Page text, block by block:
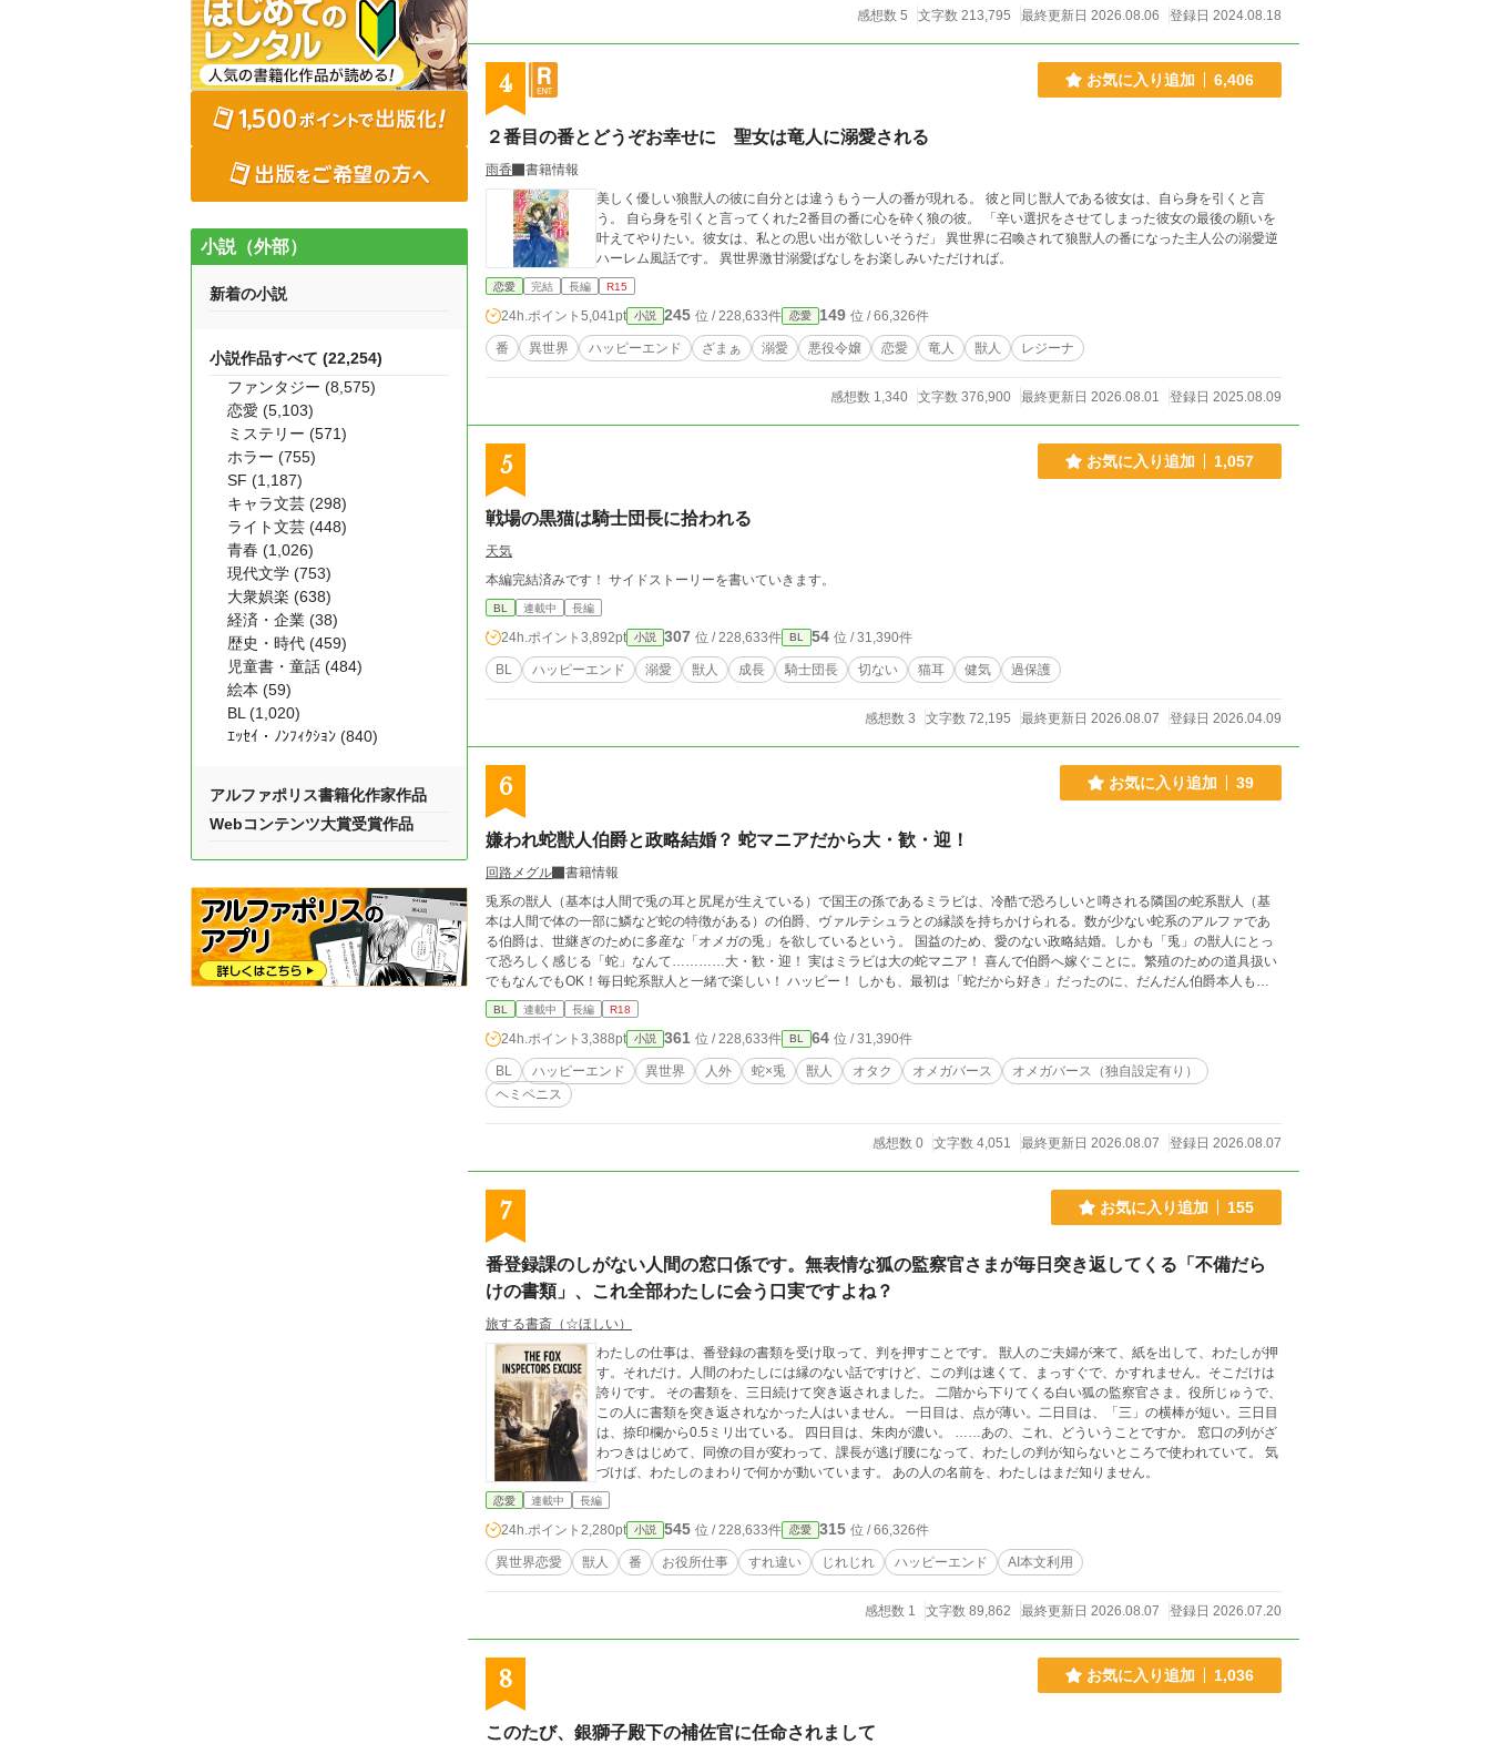
感想数 5 文字数 213,795 最終更新日 2026.08.06 登録日 2024.08.18
4 お気に入り追加 6,406
２番目の番とどうぞお幸せに 聖女は竜人に溺愛される
雨香
書籍情報
美しく優しい狼獣人の彼に自分とは違うもう一人の番が現れる。 彼と同じ獣人である彼女は、自ら身を引くと言
う。 自ら身を引くと言ってくれた2番目の番に心を砕く狼の彼。 「辛い選択をさせてしまった彼女の最後の願いを
叶えてやりたい。彼女は、私との思い出が欲しいそうだ」 異世界に召喚されて狼獣人の番になった主人公の溺愛逆
ハーレム風話です。 異世界激甘溺愛ばなしをお楽しみいただければ。
恋愛 完結 長編 R15
24h.ポイント 5,041pt 小説 245 位 / 228,633件 恋愛 149 位 / 66,326件
番 異世界 ハッピーエンド ざまぁ 溺愛 悪役令嬢 恋愛 竜人 獣人 レジーナ
感想数 1,340 文字数 376,900 最終更新日 2026.08.01 登録日 2025.08.09
5 お気に入り追加 1,057
戦場の黒猫は騎士団長に拾われる
天気
本編完結済みです！ サイドストーリーを書いていきます。
BL 連載中 長編
24h.ポイント 3,892pt 小説 307 位 / 228,633件 BL 54 位 / 31,390件
BL ハッピーエンド 溺愛 獣人 成長 騎士団長 切ない 猫耳 健気 過保護
感想数 3 文字数 72,195 最終更新日 2026.08.07 登録日 2026.04.09
6 お気に入り追加 39
嫌われ蛇獣人伯爵と政略結婚？ 蛇マニアだから大・歓・迎！
回路メグル
書籍情報
兎系の獣人（基本は人間で兎の耳と尻尾が生えている）で国王の孫であるミラビは、冷酷で恐ろしいと噂される隣国の蛇系獣人（基
本は人間で体の一部に鱗など蛇の特徴がある）の伯爵、ヴァルテシュラとの縁談を持ちかけられる。数が少ない蛇系のアルファであ
る伯爵は、世継ぎのために多産な「オメガの兎」を欲しているという。 国益のため、愛のない政略結婚。しかも「兎」の獣人にとっ
て恐ろしく感じる「蛇」なんて…………大・歓・迎！ 実はミラビは大の蛇マニア！ 喜んで伯爵へ嫁ぐことに。繁殖のための道具扱い
でもなんでもOK！毎日蛇系獣人と一緒で楽しい！ ハッピー！ しかも、最初は「蛇だから好き」だったのに、だんだん伯爵本人も素
敵な人だとわかって、とにかくハッピー！ 一方伯爵は生まれてからずっと嫌われ続けてきたため、ミラビが楽しそうにする様子に戸
惑うが、実はミラビのことは昔から気にかけていて…… 【嫌われ者の執着溺愛な蛇アルファ】×【かわいい蛇マニア兎オメガ】のハイ
テンションハートフルBLです。 ※本編完結まで毎日2回更新します。（14話までは1日4～5回更新） ※Rシーンには「★」つけてい
ます。 ※オメガバースに独自設定を含みます。 ※作中に蛇の飼育・生態に関する描写が出てきますが、あくまで異世界に生息する蛇
ということでご理解ください。特に温度管理についてはヒーターが存在しない異世界独自の対策なので、現代では専用ヒーターで快
適な空間を作るようにお願いします。
BL 連載中 長編 R18
24h.ポイント 3,388pt 小説 361 位 / 228,633件 BL 64 位 / 31,390件
BL ハッピーエンド 異世界 人外 蛇×兎 獣人 オタク オメガバース
オメガバース（独自設定有り）
ヘミペニス
感想数 0 文字数 4,051 最終更新日 2026.08.07 登録日 2026.08.07
7 お気に入り追加 155
番登録課のしがない人間の窓口係です。無表情な狐の監察官さまが毎日突き返してくる「不備だら
けの書類」、これ全部わたしに会う口実ですよね？
旅する書斎（☆ほしい）
わたしの仕事は、番登録の書類を受け取って、判を押すことです。 獣人のご夫婦が来て、紙を出して、わたしが押
す。それだけ。人間のわたしには縁のない話ですけど、この判は速くて、まっすぐで、かすれません。そこだけは
誇りです。 その書類を、三日続けて突き返されました。 二階から下りてくる白い狐の監察官さま。役所じゅうで、
この人に書類を突き返されなかった人はいません。 一日目は、点が薄い。二日目は、「三」の横棒が短い。三日目
は、捺印欄から0.5ミリ出ている。 四日目は、朱肉が濃い。 ……あの、これ、どういうことですか。 窓口の列がざ
わつきはじめて、同僚の目が変わって、課長が逃げ腰になって、わたしの判が知らないところで使われていて。 気
づけば、わたしのまわりで何かが動いています。 あの人の名前を、わたしはまだ知りません。
恋愛 連載中 長編
24h.ポイント 2,280pt 小説 545 位 / 228,633件 恋愛 315 位 / 66,326件
異世界恋愛 獣人 番 お役所仕事 すれ違い じれじれ ハッピーエンド AI本文利用
感想数 1 文字数 89,862 最終更新日 2026.08.07 登録日 2026.07.20
8 お気に入り追加 1,036
このたび、銀獅子殿下の補佐官に任命されまして
小説（外部）
新着の小説
小説作品すべて (22,254)
ファンタジー (8,575)
恋愛 (5,103)
ミステリー (571)
ホラー (755)
SF (1,187)
キャラ文芸 (298)
ライト文芸 (448)
青春 (1,026)
現代文学 (753)
大衆娯楽 (638)
経済・企業 (38)
歴史・時代 (459)
児童書・童話 (484)
絵本 (59)
BL (1,020)
ｴｯｾｲ・ﾉﾝﾌｨｸｼｮﾝ (840)
アルファポリス書籍化作家作品
Webコンテンツ大賞受賞作品